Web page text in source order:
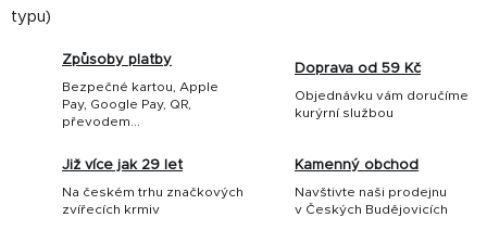
typu)
Způsoby platby
Bezpečné kartou, Apple
Pay, Google Pay, QR,
převodem...
Doprava od 59 Kč
Objednávku vám doručíme
kurýrní službou
Již více jak 29 let
Na českém trhu značkových
zvířecích krmiv
Kamenný obchod
Navštivte naši prodejnu
v Českých Budějovicích